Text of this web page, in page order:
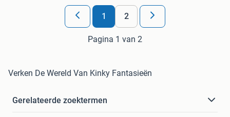
1 2
Pagina 1 van 2
Verken De Wereld Van Kinky Fantasieën
Gerelateerde zoektermen